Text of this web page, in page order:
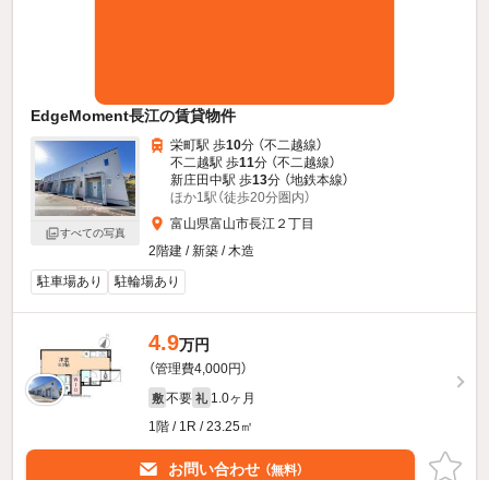
EdgeMoment長江の賃貸物件
すべての写真
栄町駅 歩10分 （不二越線）
不二越駅 歩11分 （不二越線）
新庄田中駅 歩13分 （地鉄本線）
ほか1駅（徒歩20分圏内）
富山県富山市長江２丁目
2階建 / 新築 / 木造
駐車場あり
駐輪場あり
4.9万円
（管理費4,000円）
敷 不要 礼 1.0ヶ月
1階 / 1R / 23.25㎡
お問い合わせ （無料）